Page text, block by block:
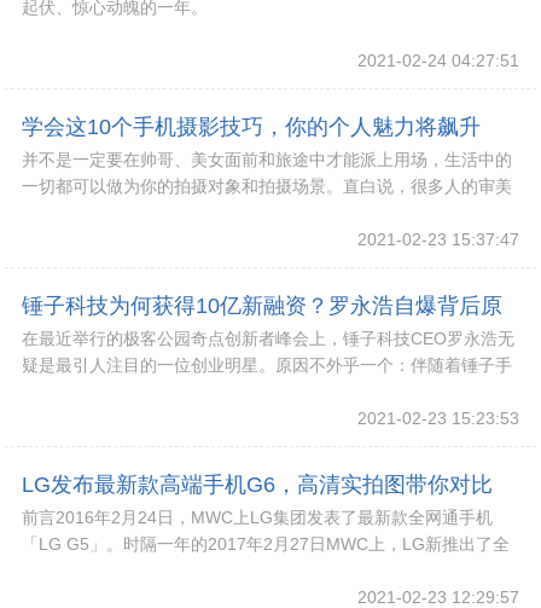
起伏、惊心动魄的一年。
2021-02-24 04:27:51
学会这10个手机摄影技巧，你的个人魅力将飙升
200%！!
并不是一定要在帅哥、美女面前和旅途中才能派上用场，生活中的
一切都可以做为你的拍摄对象和拍摄场景。直白说，很多人的审美
2021-02-23 15:37:47
锤子科技为何获得10亿新融资？罗永浩自爆背后原
因!
在最近举行的极客公园奇点创新者峰会上，锤子科技CEO罗永浩无
疑是最引人注目的一位创业明星。原因不外乎一个：伴随着锤子手
2021-02-23 15:23:53
LG发布最新款高端手机G6，高清实拍图带你对比
G5和G6差别!
前言2016年2月24日，MWC上LG集团发表了最新款全网通手机
「LG G5」。时隔一年的2017年2月27日MWC上，LG新推出了全
2021-02-23 12:29:57